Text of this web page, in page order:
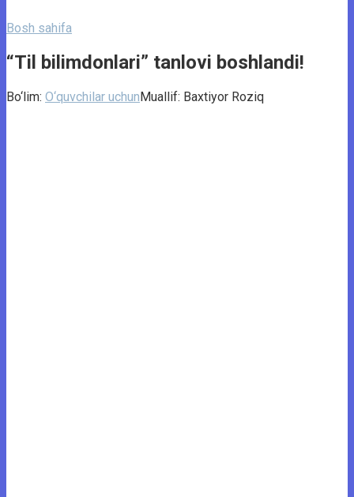
Bosh sahifa
“Til bilimdonlari” tanlovi boshlandi!
Bo‘lim: O‘quvchilar uchunMuallif: Baxtiyor Roziq